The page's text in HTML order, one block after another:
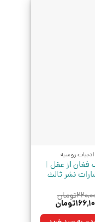
ادبیات روسیه
فغان از عقل |
نشر ثالث
تومان
۲۲۰,۰۰۰تومان
تومانقیمت
۱۶۶,۱۰۰تومان.